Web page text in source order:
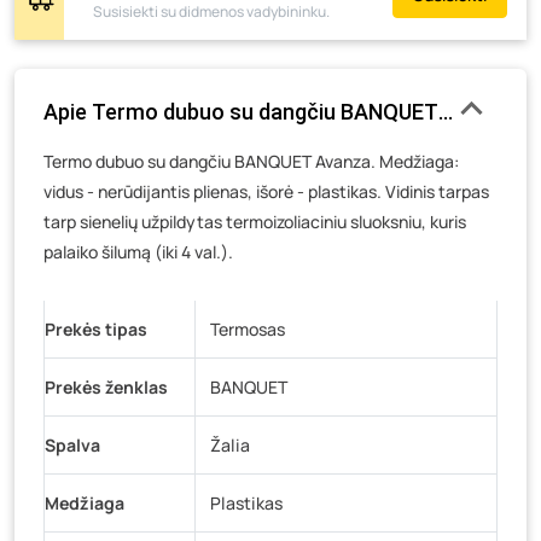
Pramonės g. 6E, Šilutė- 0 vienetų
Gedimino g. 54, Tauragė- 0 vienetų
Veteranų g. 11, Visaginas- 0 vienetų
Baravykų g. 1, Druskininkai- 0 vienetų
Vilniaus g. 89D, Ukmergė - 0 vienetų
K. Donelaičio g. 17, Rokiškis
Susisiekti su didmenos vadybininku.
Apie Termo dubuo su dangčiu BANQUET Avanza,
Termo dubuo su dangčiu BANQUET Avanza. Medžiaga:
vidus - nerūdijantis plienas, išorė - plastikas. Vidinis tarpas
tarp sienelių užpildytas termoizoliaciniu sluoksniu, kuris
palaiko šilumą (iki 4 val.).
Prekės tipas Termosas
Prekės ženklas BANQUET
Spalva Žalia
Medžiaga Plastikas